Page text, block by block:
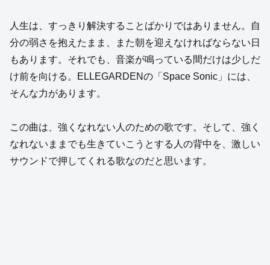
人生は、すっきり解決することばかりではありません。自
分の弱さを抱えたまま、また朝を迎えなければならない日
もあります。それでも、音楽が鳴っている間だけは少しだ
け前を向ける。ELLEGARDENの「Space Sonic」には、
そんな力があります。
この曲は、強くなれない人のための歌です。そして、強く
なれないままでも生きていこうとする人の背中を、激しい
サウンドで押してくれる歌なのだと思います。